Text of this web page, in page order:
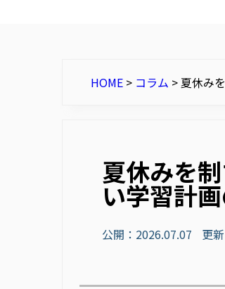
HOME > コラム > 夏休み
夏休みを
い学習計
公開：2026.07.07 更